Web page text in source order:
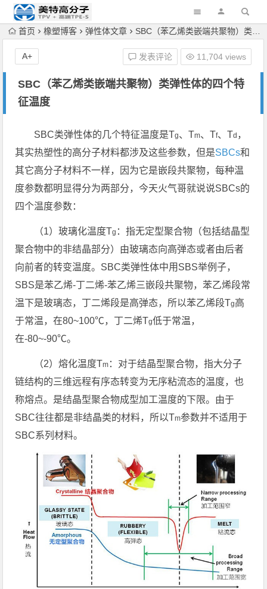
首页 橡塑博客 弹性体文章 SBC（苯乙烯类嵌端共聚物）类弹性体的四个特征温度
SBC（苯乙烯类嵌端共聚物）类弹性体的四个特
征温度
发表评论 11,704 views
A+
SBC类弹性体的几个特征温度是Tg、Tm、Tf、Td ，
其实热塑性的高分子材料都涉及这些参数，但是SBCs和
其它高分子材料不一样，因为它是嵌段共聚物，每种温
度参数都明显得分为两部分，今天火气哥就说说SBCs的
四个温度参数：
（1）玻璃化温度Tg ：指无定型聚合物（包括结晶型
聚合物中的非结晶部分）由玻璃态向高弹态或者由后者
向前者的转变温度。SBC类弹性体中用SBS举例子，
SBS是苯乙烯-丁二烯-苯乙烯三嵌段共聚物，苯乙烯段常
温下是玻璃态，丁二烯段是高弹态，所以苯乙烯段Tg高
于常温，在80~100℃，丁二烯Tg低于常温，
在-80~-90℃。
（2）熔化温度Tm ：对于结晶型聚合物，指大分子
链结构的三维远程有序态转变为无序粘流态的温度，也
称熔点。是结晶型聚合物成型加工温度的下限。由于
SBC往往都是非结晶类的材料，所以Tm参数并不适用于
SBC系列材料。